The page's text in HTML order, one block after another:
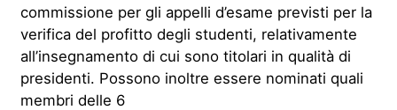
commissione per gli appelli d’esame previsti per la
verifica del profitto degli studenti, relativamente
all’insegnamento di cui sono titolari in qualità di
presidenti. Possono inoltre essere nominati quali
membri delle 6